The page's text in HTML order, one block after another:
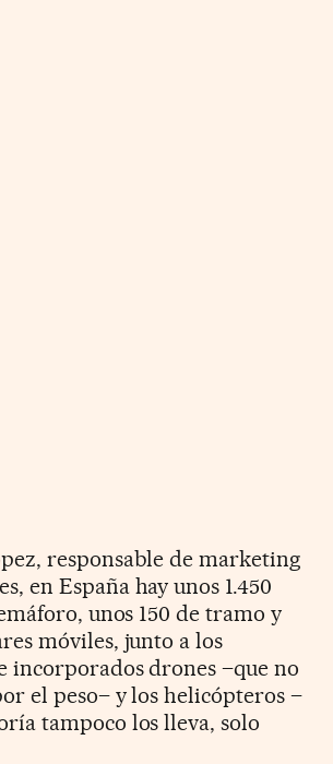
responsable de marketing
en España hay unos 1.450
unos 150 de tramo y
móviles, junto a los
incorporados drones –que no
el peso– y los helicópteros –
tampoco los lleva, solo